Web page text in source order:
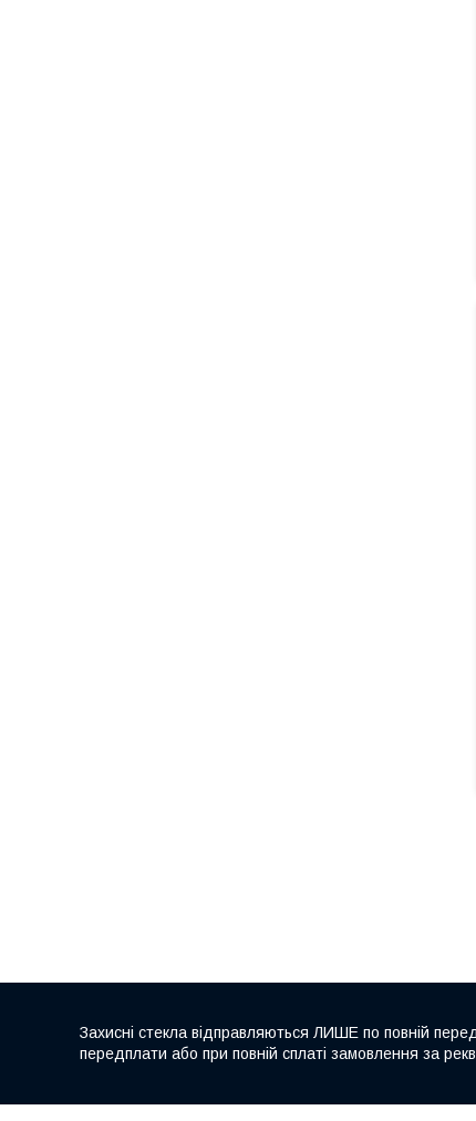
Захисні стекла відправляються ЛИШЕ по повній
передплати або при повній сплаті замовлення за